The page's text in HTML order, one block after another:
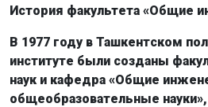
История факультета «Общие
В 1977 году в Ташкентском
институте были созданы
наук и кафедра «Общие
общеобразовательные